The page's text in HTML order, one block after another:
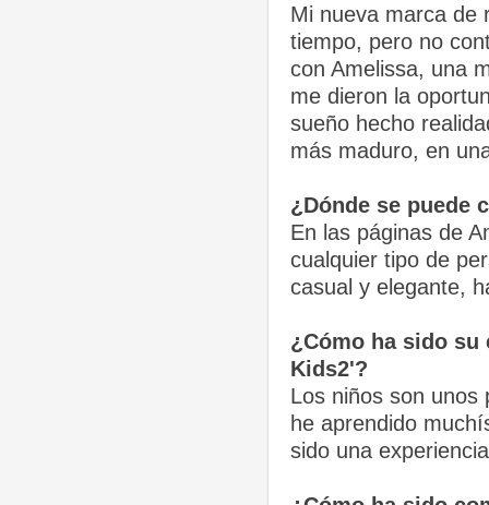
Mi nueva marca de
tiempo, pero no
con Amelissa, una
me dieron la
sueño hecho
más maduro, en
¿Dónde se puede
En las páginas de
cualquier tipo de
casual y elegante,
¿Cómo ha sido su
Kids2'?
Los niños son unos
he aprendido
sido una